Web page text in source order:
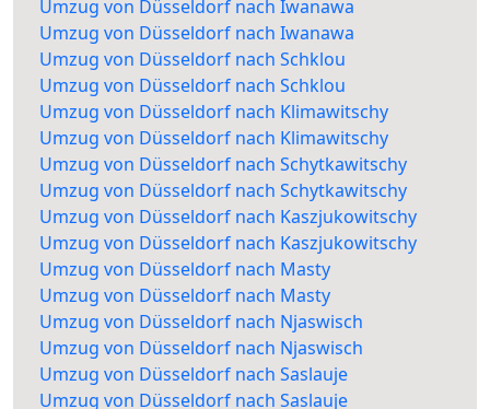
Umzug von Düsseldorf nach Iwanawa
Umzug von Düsseldorf nach Iwanawa
Umzug von Düsseldorf nach Schklou
Umzug von Düsseldorf nach Schklou
Umzug von Düsseldorf nach Klimawitschy
Umzug von Düsseldorf nach Klimawitschy
Umzug von Düsseldorf nach Schytkawitschy
Umzug von Düsseldorf nach Schytkawitschy
Umzug von Düsseldorf nach Kaszjukowitschy
Umzug von Düsseldorf nach Kaszjukowitschy
Umzug von Düsseldorf nach Masty
Umzug von Düsseldorf nach Masty
Umzug von Düsseldorf nach Njaswisch
Umzug von Düsseldorf nach Njaswisch
Umzug von Düsseldorf nach Saslauje
Umzug von Düsseldorf nach Saslauje